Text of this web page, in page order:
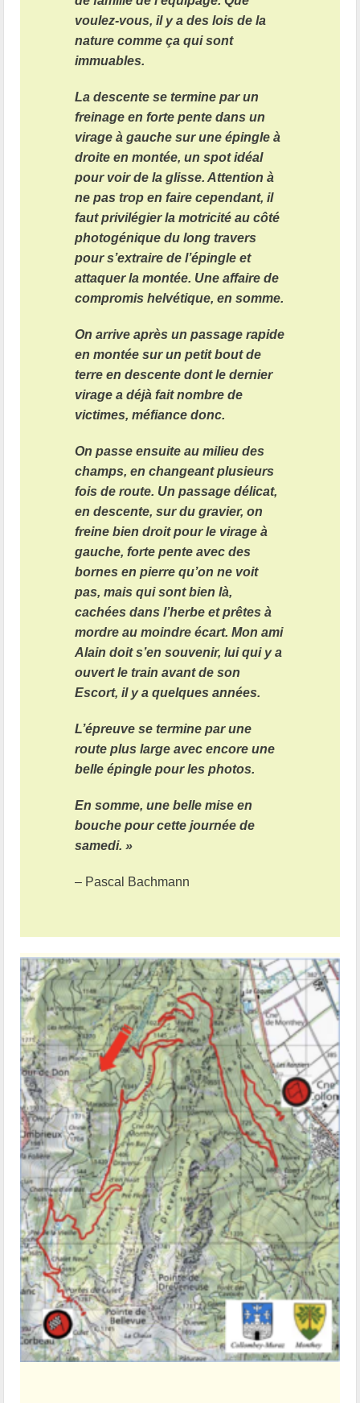
voulez-vous, il y a des lois de la
nature comme ça qui sont
immuables.
La descente se termine par un
freinage en forte pente dans un
virage à gauche sur une épingle à
droite en montée, un spot idéal
pour voir de la glisse. Attention à
ne pas trop en faire cependant, il
faut privilégier la motricité au côté
photogénique du long travers
pour s’extraire de l’épingle et
attaquer la montée. Une affaire de
compromis helvétique, en somme.
On arrive après un passage rapide
en montée sur un petit bout de
terre en descente dont le dernier
virage a déjà fait nombre de
victimes, méfiance donc.
On passe ensuite au milieu des
champs, en changeant plusieurs
fois de route. Un passage délicat,
en descente, sur du gravier, on
freine bien droit pour le virage à
gauche, forte pente avec des
bornes en pierre qu’on ne voit
pas, mais qui sont bien là,
cachées dans l’herbe et prêtes à
mordre au moindre écart. Mon ami
Alain doit s’en souvenir, lui qui y a
ouvert le train avant de son
Escort, il y a quelques années.
L’épreuve se termine par une
route plus large avec encore une
belle épingle pour les photos.
En somme, une belle mise en
bouche pour cette journée de
samedi. »
– Pascal Bachmann